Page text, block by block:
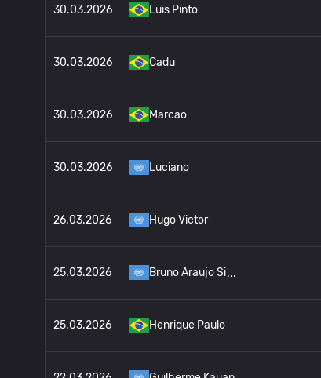
30.03.2026 Luis Pinto
30.03.2026 Cadu
30.03.2026 Marcao
30.03.2026 Luciano
26.03.2026 Hugo Victor
25.03.2026 Bruno Araujo Si
25.03.2026 Henrique Paulo